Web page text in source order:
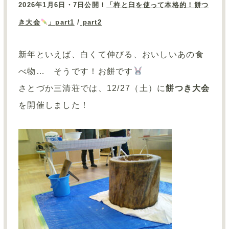
2026年1 月 6 日・ 7 日公開！ 「杵と臼を使って本格的！餅つ
き大会 」part1 / part2
新年といえば、白くて伸びる、おいしいあの食
べ物… そうです！お餅です
さとづか三清荘では、 12/27（ 土）に餅つき大会
を開催しました！